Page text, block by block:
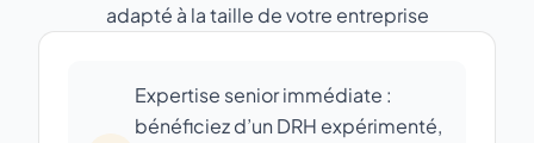
adapté à la taille de votre entreprise
Expertise senior immédiate :
bénéficiez d’un DRH expérimenté,